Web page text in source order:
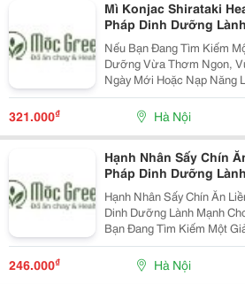
Mì Konjac Shirataki
Pháp Dinh Dưỡng
Hiện Đại
Nếu Bạn Đang Tìm Kiếm
Dưỡng Vừa Thơm Ngon,
Ngày Mới Hoặc Nạp Năng
Thì Mì Konjac Shirataki
Lựa
321.000₫ Hà Nội
Hạnh Nhân Sấy Chín
Pháp Dinh Dưỡng
Hiện Đại
Hạnh Nhân Sấy Chín Ăn
Dinh Dưỡng Lành Mạnh Cho
Bạn Đang Tìm Kiếm Một
Dưỡng Vừa Thơm Ngon,
Ngày Mới Hoặc Nạp
Thì Hạnh Nhân...
246.000₫ Hà Nội